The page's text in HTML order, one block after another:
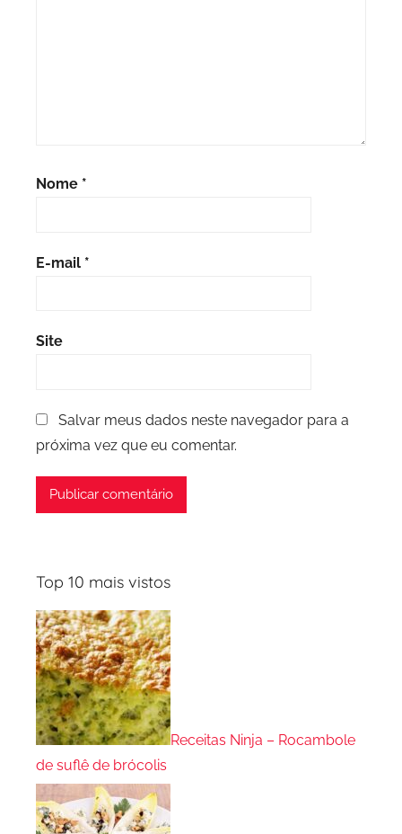
Nome *
E-mail *
Site
Salvar meus dados neste navegador para a
próxima vez que eu comentar.
Top 10 mais vistos
Receitas Ninja – Rocambole
de suflê de brócolis